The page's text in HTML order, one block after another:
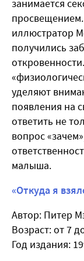
занимается
иллюстратор
получились
уделяют
появления на
ответить не
вопрос
малыша.
«Откуда я
Автор: Питер
Возраст: от 7
Год издания: